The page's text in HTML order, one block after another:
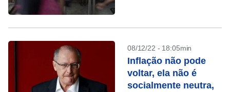
08/12/22 - 18:05min
Inflação não pode
voltar, ela não é
socialmente neutra,